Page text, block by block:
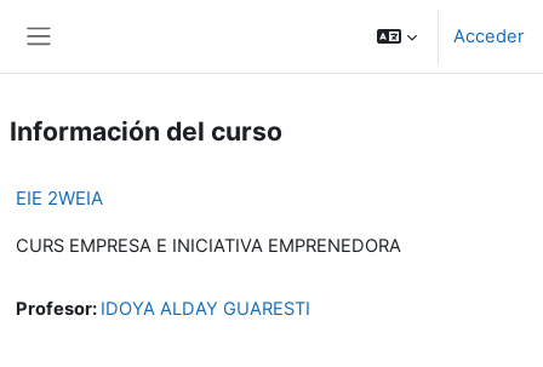
Acceder
Información del curso
EIE 2WEIA
CURS EMPRESA E INICIATIVA EMPRENEDORA
Profesor: IDOYA ALDAY GUARESTI